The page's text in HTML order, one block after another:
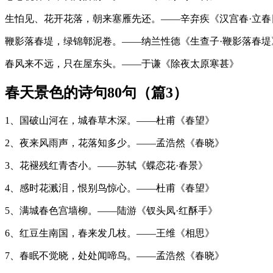
生怕见、花开花落，朝来塞雁先还。——辛弃疾《汉宫春·立春
鞭影落春堤，绿锦鄣泥卷。——纳兰性德《生查子·鞭影落春堤
春风来不远，只在屋东头。——于谦《除夜太原寒甚》
春天景色的诗句80句（篇3）
1、国破山河在，城春草木深。——杜甫《春望》
2、夜来风雨声，花落知多少。——孟浩然《春晓》
3、花褪残红青杏小。——苏轼《蝶恋花·春景》
4、感时花溅泪，恨别鸟惊心。——杜甫《春望》
5、满城春色宫墙柳。——陆游《钗头凤·红酥手》
6、红豆生南国，春来发几枝。——王维《相思》
7、春眠不觉晓，处处闻啼鸟。——孟浩然《春晓》